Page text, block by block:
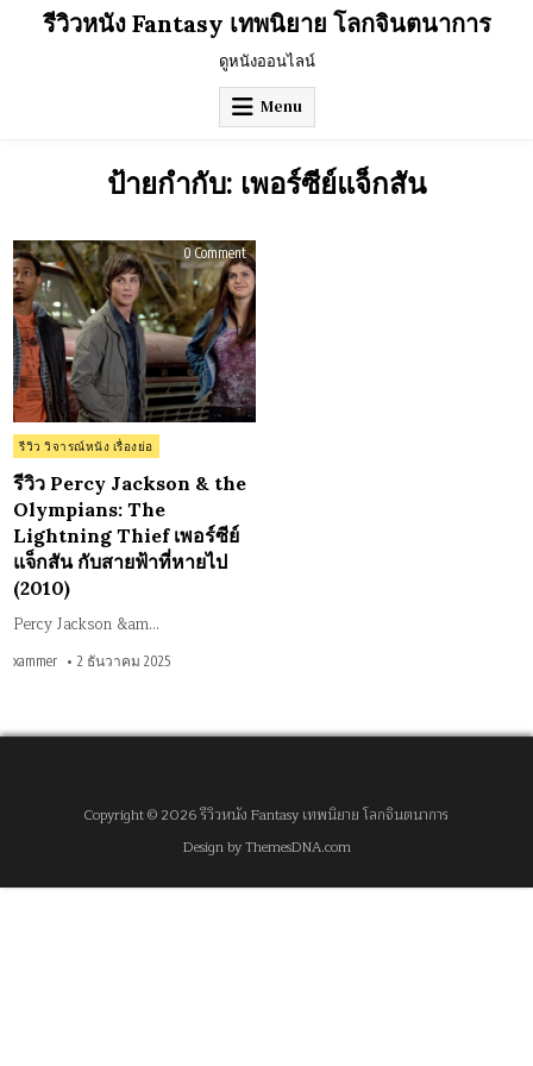
รีวิวหนัง Fantasy เทพนิยาย โลกจินตนาการ
ดูหนังออนไลน์
Menu
ป้ายกำกับ: เพอร์ซีย์แจ็กสัน
0 Commenton
รีวิว
Percy
Jackson
&
the
Olympians:
The
Lightning
Thief
เพ
อร์
ซีย์
ที่
หาย
Posted
in
รีวิว วิจารณ์หนัง เรื่องย่อ
รีวิว Percy Jackson & the
Olympians: The
Lightning Thief เพอร์ซีย์
แจ็กสัน กับสายฟ้าที่หายไป
(2010)
Percy Jackson &am…
xammer 2 ธันวาคม 2025
Copyright © 2026 รีวิวหนัง Fantasy เทพนิยาย โลกจินตนาการ
Design by ThemesDNA.com